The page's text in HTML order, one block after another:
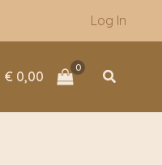
Log In
€ 0,00 Zoeken